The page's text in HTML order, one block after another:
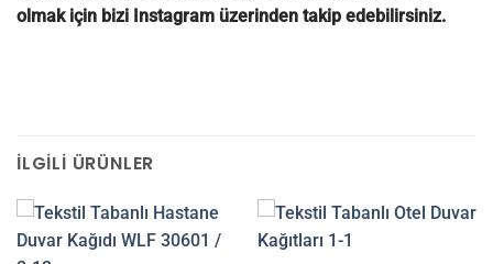
olmak için bizi Instagram üzerinden takip edebilirsiniz.
İLGILI ÜRÜNLER